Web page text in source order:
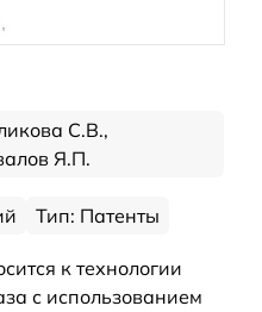
С.В.,
Я.П.
Тип: Патенты
к технологии
с использованием